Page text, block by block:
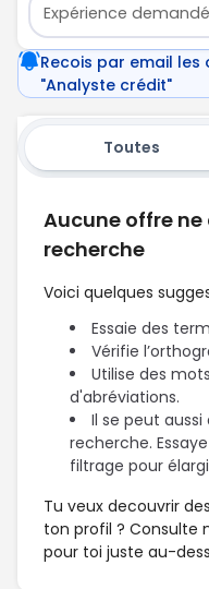
Expérience
Recois par email
"Analyste crédit"
Toutes
Aucune offre
recherche
Voici quelques
Essaie des
Vérifie
Utilise des
d'abréviations.
Il se peut
recherche.
filtrage pour
Tu veux decouvrir
ton profil ? Consulte
pour toi juste au-